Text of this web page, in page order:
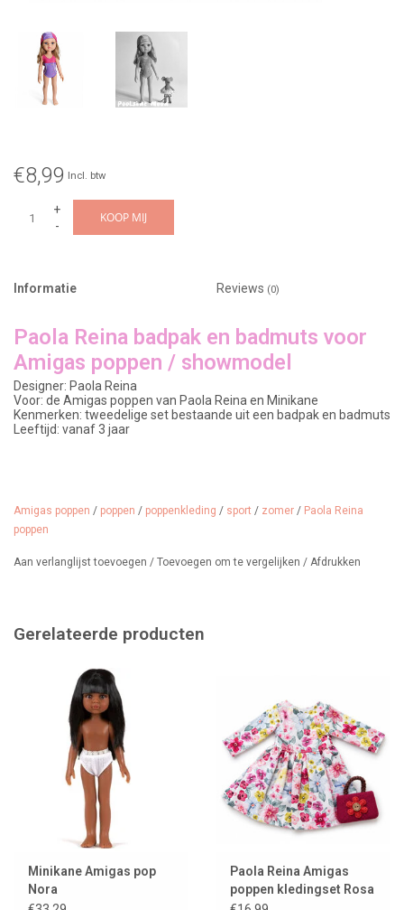
€8,99 Incl. btw
+
-
KOOP MIJ
Informatie Reviews (0)
Paola Reina badpak en badmuts voor
Amigas poppen / showmodel
Designer: Paola Reina
Voor: de Amigas poppen van Paola Reina en Minikane
Kenmerken: tweedelige set bestaande uit een badpak en badmuts
Leeftijd: vanaf 3 jaar
Amigas poppen / poppen / poppenkleding / sport / zomer / Paola Reina
poppen
Aan verlanglijst toevoegen / Toevoegen om te vergelijken / Afdrukken
Gerelateerde producten
Minikane Amigas pop
Nora
Paola Reina Amigas
poppen kledingset Rosa